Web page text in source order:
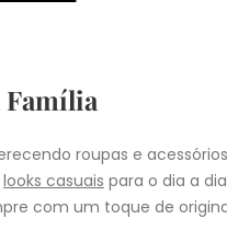
Família
roupas e
looks casuais para o dia a
com um toque de